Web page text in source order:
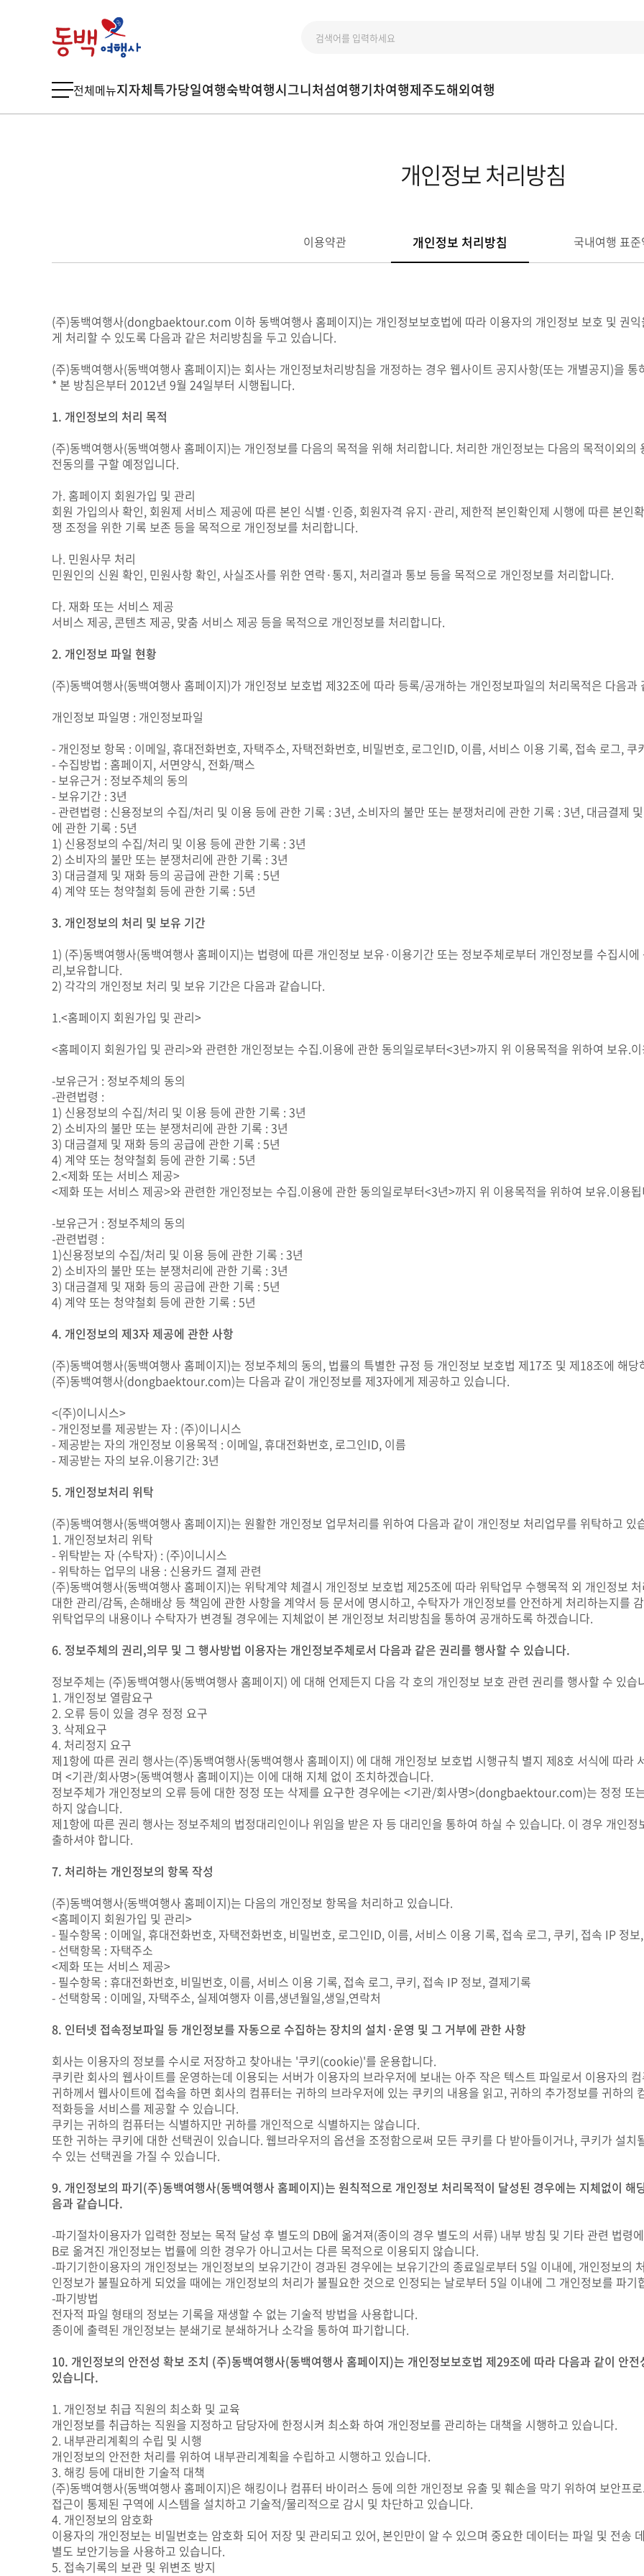
전체메뉴지자체특가당일여행숙박여행시그니처섬여행기차여행제주도해외여행
개인정보 처리방침
이용약관 개인정보 처리방침 국내여행 표
(주)동백여행사(dongbaektour.com 이하 동백여행사 홈페이지)는 개인정보보호법에 따라 이용자의 개인정보 보호 및 권
게 처리할 수 있도록 다음과 같은 처리방침을 두고 있습니다.
(주)동백여행사(동백여행사 홈페이지)는 회사는 개인정보처리방침을 개정하는 경우 웹사이트 공지사항(또는 개별공지)을 통
* 본 방침은부터 2012년 9월 24일부터 시행됩니다.
1. 개인정보의 처리 목적
(주)동백여행사(동백여행사 홈페이지)는 개인정보를 다음의 목적을 위해 처리합니다. 처리한 개인정보는 다음의 목적이외
전동의를 구할 예정입니다.
가. 홈페이지 회원가입 및 관리
회원 가입의사 확인, 회원제 서비스 제공에 따른 본인 식별·인증, 회원자격 유지·관리, 제한적 본인확인제 시행에 따른 본인
쟁 조정을 위한 기록 보존 등을 목적으로 개인정보를 처리합니다.
나. 민원사무 처리
민원인의 신원 확인, 민원사항 확인, 사실조사를 위한 연락·통지, 처리결과 통보 등을 목적으로 개인정보를 처리합니다.
다. 재화 또는 서비스 제공
서비스 제공, 콘텐츠 제공, 맞춤 서비스 제공 등을 목적으로 개인정보를 처리합니다.
2. 개인정보 파일 현황
(주)동백여행사(동백여행사 홈페이지)가 개인정보 보호법 제32조에 따라 등록/공개하는 개인정보파일의 처리목적은 다음과
개인정보 파일명 : 개인정보파일
- 개인정보 항목 : 이메일, 휴대전화번호, 자택주소, 자택전화번호, 비밀번호, 로그인ID, 이름, 서비스 이용 기록, 접속 로그, 쿠
- 수집방법 : 홈페이지, 서면양식, 전화/팩스
- 보유근거 : 정보주체의 동의
- 보유기간 : 3년
- 관련법령 : 신용정보의 수집/처리 및 이용 등에 관한 기록 : 3년, 소비자의 불만 또는 분쟁처리에 관한 기록 : 3년, 대금결제
에 관한 기록 : 5년
1) 신용정보의 수집/처리 및 이용 등에 관한 기록 : 3년
2) 소비자의 불만 또는 분쟁처리에 관한 기록 : 3년
3) 대금결제 및 재화 등의 공급에 관한 기록 : 5년
4) 계약 또는 청약철회 등에 관한 기록 : 5년
3. 개인정보의 처리 및 보유 기간
1) (주)동백여행사(동백여행사 홈페이지)는 법령에 따른 개인정보 보유·이용기간 또는 정보주체로부터 개인정보를 수집시
리,보유합니다.
2) 각각의 개인정보 처리 및 보유 기간은 다음과 같습니다.
1.<홈페이지 회원가입 및 관리>
<홈페이지 회원가입 및 관리>와 관련한 개인정보는 수집.이용에 관한 동의일로부터<3년>까지 위 이용목적을 위하여 보유.
-보유근거 : 정보주체의 동의
-관련법령 :
1) 신용정보의 수집/처리 및 이용 등에 관한 기록 : 3년
2) 소비자의 불만 또는 분쟁처리에 관한 기록 : 3년
3) 대금결제 및 재화 등의 공급에 관한 기록 : 5년
4) 계약 또는 청약철회 등에 관한 기록 : 5년
2.<제화 또는 서비스 제공>
<제화 또는 서비스 제공>와 관련한 개인정보는 수집.이용에 관한 동의일로부터<3년>까지 위 이용목적을 위하여 보유.이용
-보유근거 : 정보주체의 동의
-관련법령 :
1)신용정보의 수집/처리 및 이용 등에 관한 기록 : 3년
2) 소비자의 불만 또는 분쟁처리에 관한 기록 : 3년
3) 대금결제 및 재화 등의 공급에 관한 기록 : 5년
4) 계약 또는 청약철회 등에 관한 기록 : 5년
4. 개인정보의 제3자 제공에 관한 사항
(주)동백여행사(동백여행사 홈페이지)는 정보주체의 동의, 법률의 특별한 규정 등 개인정보 보호법 제17조 및 제18조에 해
(주)동백여행사(dongbaektour.com)는 다음과 같이 개인정보를 제3자에게 제공하고 있습니다.
<(주)이니시스>
- 개인정보를 제공받는 자 : (주)이니시스
- 제공받는 자의 개인정보 이용목적 : 이메일, 휴대전화번호, 로그인ID, 이름
- 제공받는 자의 보유.이용기간: 3년
5. 개인정보처리 위탁
(주)동백여행사(동백여행사 홈페이지)는 원활한 개인정보 업무처리를 위하여 다음과 같이 개인정보 처리업무를 위탁하고 있
1. 개인정보처리 위탁
- 위탁받는 자 (수탁자) : (주)이니시스
- 위탁하는 업무의 내용 : 신용카드 결제 관련
(주)동백여행사(동백여행사 홈페이지)는 위탁계약 체결시 개인정보 보호법 제25조에 따라 위탁업무 수행목적 외 개인정보
대한 관리/감독, 손해배상 등 책임에 관한 사항을 계약서 등 문서에 명시하고, 수탁자가 개인정보를 안전하게 처리하는지를
위탁업무의 내용이나 수탁자가 변경될 경우에는 지체없이 본 개인정보 처리방침을 통하여 공개하도록 하겠습니다.
6. 정보주체의 권리,의무 및 그 행사방법 이용자는 개인정보주체로서 다음과 같은 권리를 행사할 수 있습니다.
정보주체는 (주)동백여행사(동백여행사 홈페이지) 에 대해 언제든지 다음 각 호의 개인정보 보호 관련 권리를 행사할 수 있습
1. 개인정보 열람요구
2. 오류 등이 있을 경우 정정 요구
3. 삭제요구
4. 처리정지 요구
제1항에 따른 권리 행사는(주)동백여행사(동백여행사 홈페이지) 에 대해 개인정보 보호법 시행규칙 별지 제8호 서식에 따라
며 <기관/회사명>(동백여행사 홈페이지)는 이에 대해 지체 없이 조치하겠습니다.
정보주체가 개인정보의 오류 등에 대한 정정 또는 삭제를 요구한 경우에는 <기관/회사명>(dongbaektour.com)는 정정 또
하지 않습니다.
제1항에 따른 권리 행사는 정보주체의 법정대리인이나 위임을 받은 자 등 대리인을 통하여 하실 수 있습니다. 이 경우 개인
출하셔야 합니다.
7. 처리하는 개인정보의 항목 작성
(주)동백여행사(동백여행사 홈페이지)는 다음의 개인정보 항목을 처리하고 있습니다.
<홈페이지 회원가입 및 관리>
- 필수항목 : 이메일, 휴대전화번호, 자택전화번호, 비밀번호, 로그인ID, 이름, 서비스 이용 기록, 접속 로그, 쿠키, 접속 IP 정
- 선택항목 : 자택주소
<제화 또는 서비스 제공>
- 필수항목 : 휴대전화번호, 비밀번호, 이름, 서비스 이용 기록, 접속 로그, 쿠키, 접속 IP 정보, 결제기록
- 선택항목 : 이메일, 자택주소, 실제여행자 이름,생년월일,생일,연락처
8. 인터넷 접속정보파일 등 개인정보를 자동으로 수집하는 장치의 설치·운영 및 그 거부에 관한 사항
회사는 이용자의 정보를 수시로 저장하고 찾아내는 '쿠키(cookie)'를 운용합니다.
쿠키란 회사의 웹사이트를 운영하는데 이용되는 서버가 이용자의 브라우저에 보내는 아주 작은 텍스트 파일로서 이용자의
귀하께서 웹사이트에 접속을 하면 회사의 컴퓨터는 귀하의 브라우저에 있는 쿠키의 내용을 읽고, 귀하의 추가정보를 귀하의
적화등을 서비스를 제공할 수 있습니다.
쿠키는 귀하의 컴퓨터는 식별하지만 귀하를 개인적으로 식별하지는 않습니다.
또한 귀하는 쿠키에 대한 선택권이 있습니다. 웹브라우저의 옵션을 조정함으로써 모든 쿠키를 다 받아들이거나, 쿠키가 설
수 있는 선택권을 가질 수 있습니다.
9. 개인정보의 파기(주)동백여행사(동백여행사 홈페이지)는 원칙적으로 개인정보 처리목적이 달성된 경우에는 지체없이
음과 같습니다.
-파기절차이용자가 입력한 정보는 목적 달성 후 별도의 DB에 옮겨져(종이의 경우 별도의 서류) 내부 방침 및 기타 관련 법령
B로 옮겨진 개인정보는 법률에 의한 경우가 아니고서는 다른 목적으로 이용되지 않습니다.
-파기기한이용자의 개인정보는 개인정보의 보유기간이 경과된 경우에는 보유기간의 종료일로부터 5일 이내에, 개인정보의
인정보가 불필요하게 되었을 때에는 개인정보의 처리가 불필요한 것으로 인정되는 날로부터 5일 이내에 그 개인정보를 파기
-파기방법
전자적 파일 형태의 정보는 기록을 재생할 수 없는 기술적 방법을 사용합니다.
종이에 출력된 개인정보는 분쇄기로 분쇄하거나 소각을 통하여 파기합니다.
10. 개인정보의 안전성 확보 조치 (주)동백여행사(동백여행사 홈페이지)는 개인정보보호법 제29조에 따라 다음과 같이 안
있습니다.
1. 개인정보 취급 직원의 최소화 및 교육
개인정보를 취급하는 직원을 지정하고 담당자에 한정시켜 최소화 하여 개인정보를 관리하는 대책을 시행하고 있습니다.
2. 내부관리계획의 수립 및 시행
개인정보의 안전한 처리를 위하여 내부관리계획을 수립하고 시행하고 있습니다.
3. 해킹 등에 대비한 기술적 대책
(주)동백여행사(동백여행사 홈페이지)은 해킹이나 컴퓨터 바이러스 등에 의한 개인정보 유출 및 훼손을 막기 위하여 보안프
접근이 통제된 구역에 시스템을 설치하고 기술적/물리적으로 감시 및 차단하고 있습니다.
4. 개인정보의 암호화
이용자의 개인정보는 비밀번호는 암호화 되어 저장 및 관리되고 있어, 본인만이 알 수 있으며 중요한 데이터는 파일 및 전송
별도 보안기능을 사용하고 있습니다.
5. 접속기록의 보관 및 위변조 방지